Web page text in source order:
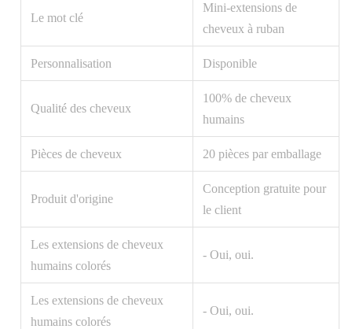
Le mot clé
Mini-extensions de
cheveux à ruban
Personnalisation Disponible
Qualité des cheveux
100% de cheveux
humains
Pièces de cheveux 20 pièces par emballage
Produit d'origine
Conception gratuite pour
le client
Les extensions de cheveux
humains colorés
- Oui, oui.
Les extensions de cheveux
humains colorés
- Oui, oui.